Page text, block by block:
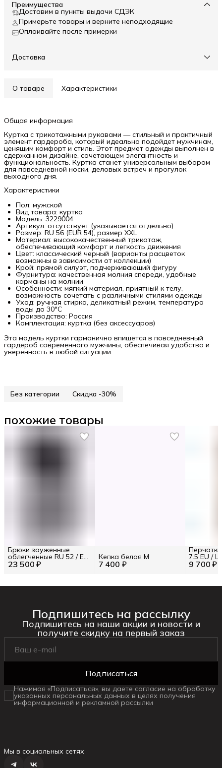
Преимущества
Доставим в пункты выдачи СДЭК
Примерьте товары и верните неподходящие
Оплаивайте после примерки
Доставка
О товаре Характеристики
Общая информация
Куртка с трикотажными рукавами — стильный и практичный
элемент гардероба, который идеально подойдет мужчинам,
ценящим комфорт и стиль. Этот предмет одежды выполнен в
сдержанном дизайне, сочетающем элегантность и
функциональность. Куртка станет универсальным выбором
для повседневной носки, деловых встреч и прогулок
выходного дня.
Характеристики
Пол: мужской
Вид товара: куртка
Модель: 3229004
Артикул: отсутствует (указывается отдельно)
Размер: RU 56 (EUR 54), размер XXL
Материал: высококачественный трикотаж,
обеспечивающий комфорт и легкость движения
Цвет: классический черный (варианты расцветок
возможны в зависимости от коллекции)
Крой: прямой силуэт, подчеркивающий фигуру
Фурнитура: качественная молния спереди, удобные
карманы на молнии
Особенности: мягкий материал, приятный к телу,
возможность сочетать с различными стилями одежды
Уход: ручная стирка, деликатный режим, температура
воды до 30°C
Производство: Россия
Комплектация: куртка (без аксессуаров)
Эта модель куртки гармонично впишется в повседневный
гардероб современного мужчины, обеспечивая удобство и
уверенность в любой ситуации.
Без категории Скидка -30%
похожие товары
23 500 ₽
Брюки зауженные
облегченные RU 52 / EU
50 / L 7 400 ₽
Кепка белая M
9 700 ₽
7.5 EU /
Подпишитесь на рассылку
Подпишитесь на наши акции и новости и
получите скидку на первый заказ
Подписаться
Нажимая «Подписаться», вы даете согласие на обработку
указанных персональных данных в целях получения
информационной и рекламной рассылки
Мы в социальных сетях